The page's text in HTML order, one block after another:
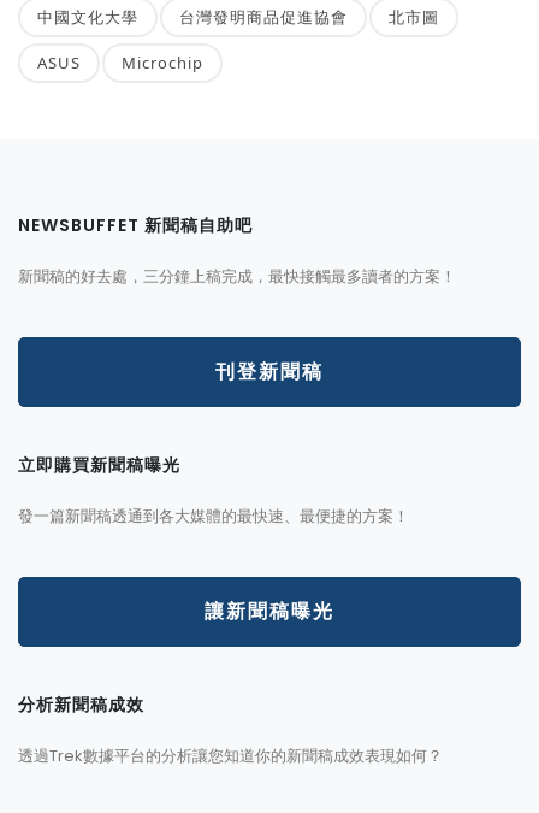
中國文化大學 台灣發明商品促進協會 北市圖
ASUS Microchip
NEWSBUFFET 新聞稿自助吧
新聞稿的好去處，三分鐘上稿完成，最快接觸最多讀者的方案！
刊登新聞稿
立即購買新聞稿曝光
發一篇新聞稿透通到各大媒體的最快速、最便捷的方案！
讓新聞稿曝光
分析新聞稿成效
透過Trek數據平台的分析讓您知道你的新聞稿成效表現如何？